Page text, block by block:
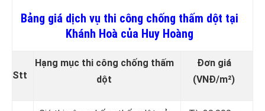
Bảng giá dịch vụ thi công chống thấm dột tại
Khánh Hoà của Huy Hoàng
Stt
Hạng mục thi công chống thấm
dột
Đơn giá
(VNĐ/m²)